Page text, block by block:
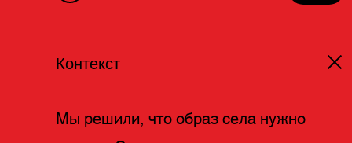
Контекст
Мы решили, что образ села нужно